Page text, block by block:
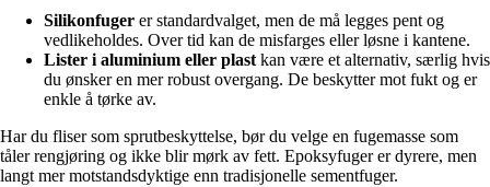
Silikonfuger er standardvalget, men de må legges pent og
vedlikeholdes. Over tid kan de misfarges eller løsne i kantene.
Lister i aluminium eller plast kan være et alternativ, særlig hvis
du ønsker en mer robust overgang. De beskytter mot fukt og er
enkle å tørke av.
Har du fliser som sprutbeskyttelse, bør du velge en fugemasse som
tåler rengjøring og ikke blir mørk av fett. Epoksyfuger er dyrere, men
langt mer motstandsdyktige enn tradisjonelle sementfuger.